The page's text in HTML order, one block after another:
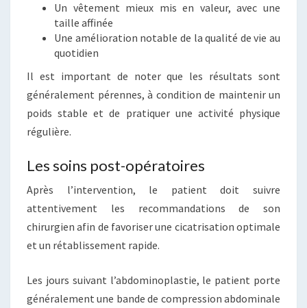
Un vêtement mieux mis en valeur, avec une
taille affinée
Une amélioration notable de la qualité de vie au
quotidien
Il est important de noter que les résultats sont
généralement pérennes, à condition de maintenir un
poids stable et de pratiquer une activité physique
régulière.
Les soins post-opératoires
Après l’intervention, le patient doit suivre
attentivement les recommandations de son
chirurgien afin de favoriser une cicatrisation optimale
et un rétablissement rapide.
Les jours suivant l’abdominoplastie, le patient porte
généralement une bande de compression abdominale